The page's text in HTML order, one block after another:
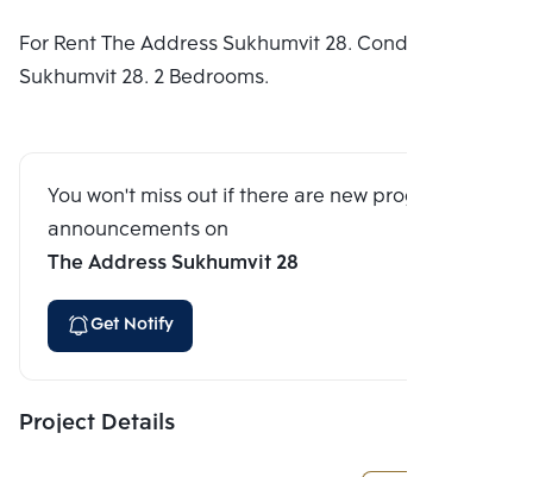
For Rent The Address Sukhumvit 28. Condominium in
Sukhumvit 28. 2 Bedrooms.
You won't miss out if there are new program
announcements on
The Address Sukhumvit 28
Get Notify
Project Details